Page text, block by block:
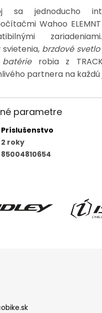
sa jednoducho
Wahoo
svietenia, brzdové svetlo
robia z
partnera na každú
parametre
Príslušenstvo
2 roky
85004810654